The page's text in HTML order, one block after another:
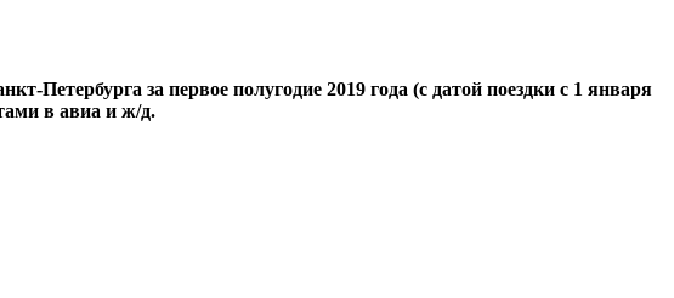
за первое полугодие 2019 года (с датой поездки с 1 января
в авиа и ж/д.